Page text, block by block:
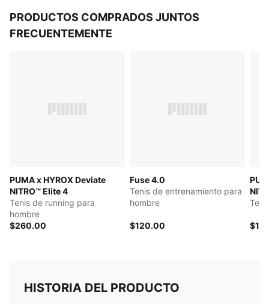
PRODUCTOS COMPRADOS JUNTOS
FRECUENTEMENTE
PUMA x HYROX Deviate
NITRO™ Elite 4
Tenis de running para
hombre
$260.00
Fuse 4.0
Tenis de entrenamiento para
hombre
$120.00
HISTORIA DEL PRODUCTO